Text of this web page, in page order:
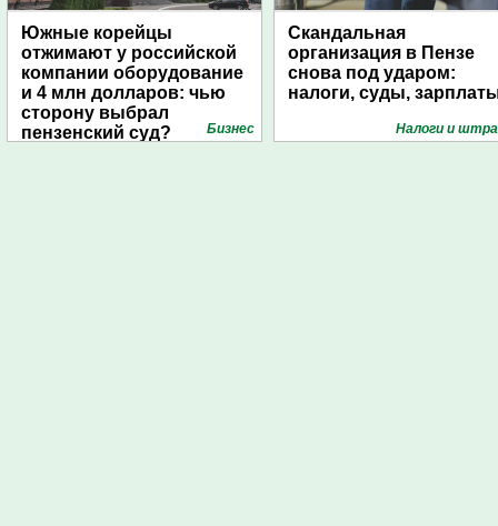
Южные корейцы
отжимают у российской
компании оборудование
и 4 млн долларов: чью
сторону выбрал
пензенский суд?
Бизнес
Скандальная
организация в Пензе
снова под ударом:
налоги, суды,
Налоги и